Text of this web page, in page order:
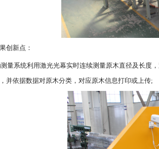
创新点：
量系统利用激光光幕实时连续测量原木直径及长度
并依据数据对原木分类，对应原木信息打印或上传;